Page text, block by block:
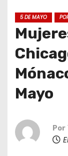
5 DE MAYO
Mayo
Por